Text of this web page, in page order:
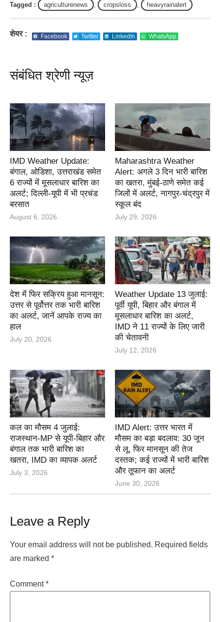
Tagged : agriculturenews cropsloss heavyrainalert
शेयर : Facebook Twitter LinkedIn WhatsApp
संबंधित श्रेणी न्यूज़
IMD Weather Update:
बंगाल, ओडिशा, उत्तराखंड समेत
6 राज्यों में मूसलाधार बारिश का
अलर्ट; दिल्ली-यूपी में भी प्रचंड
बरसात
August 6, 2026
Maharashtra Weather
Alert: अगले 3 दिन भारी बारिश
का खतरा, मुंबई-ठाणे समेत कई
जिलों में अलर्ट, नागपुर-चंद्रपुर में
स्कूल बंद
July 29, 2026
देश में फिर सक्रिय हुआ मानसून:
उत्तर से पूर्वोत्तर तक भारी बारिश
का अलर्ट, जानें आपके राज्य का
हाल
July 20, 2026
Weather Update 13 जुलाई:
पूर्वी यूपी, बिहार और बंगाल में
मूसलाधार बारिश का अलर्ट,
IMD ने 11 राज्यों के लिए जारी
की चेतावनी
July 12, 2026
कल का मौसम 4 जुलाई:
राजस्थान-MP से यूपी-बिहार और
बंगाल तक भारी बारिश का
खतरा, IMD का व्यापक अलर्ट
July 3, 2026
IMD Alert: उत्तर भारत में
मौसम का बड़ा बदलाव: 30 जून
से लू, फिर मानसून की तेज
दस्तक; कई राज्यों में भारी बारिश
और तूफान का अलर्ट
June 30, 2026
Leave a Reply
Your email address will not be published. Required fields
are marked *
Comment*